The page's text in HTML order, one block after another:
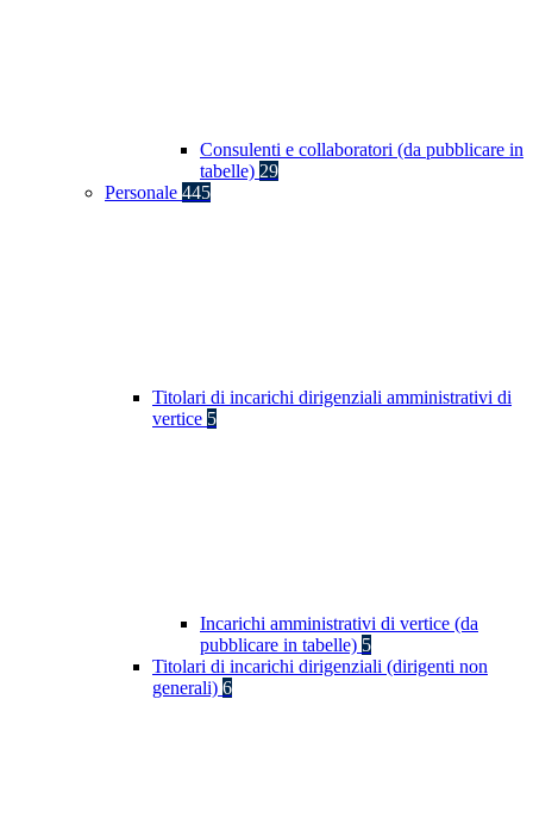
Consulenti e collaboratori (da pubblicare in
tabelle) 29
Personale 445
Titolari di incarichi dirigenziali amministrativi di
vertice 5
Incarichi amministrativi di vertice (da
pubblicare in tabelle) 5
Titolari di incarichi dirigenziali (dirigenti non
generali) 6